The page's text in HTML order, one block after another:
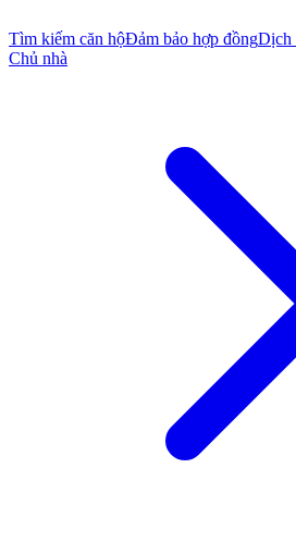
Tìm kiếm căn hộĐảm bảo hợp đồngDịch
Chủ nhà